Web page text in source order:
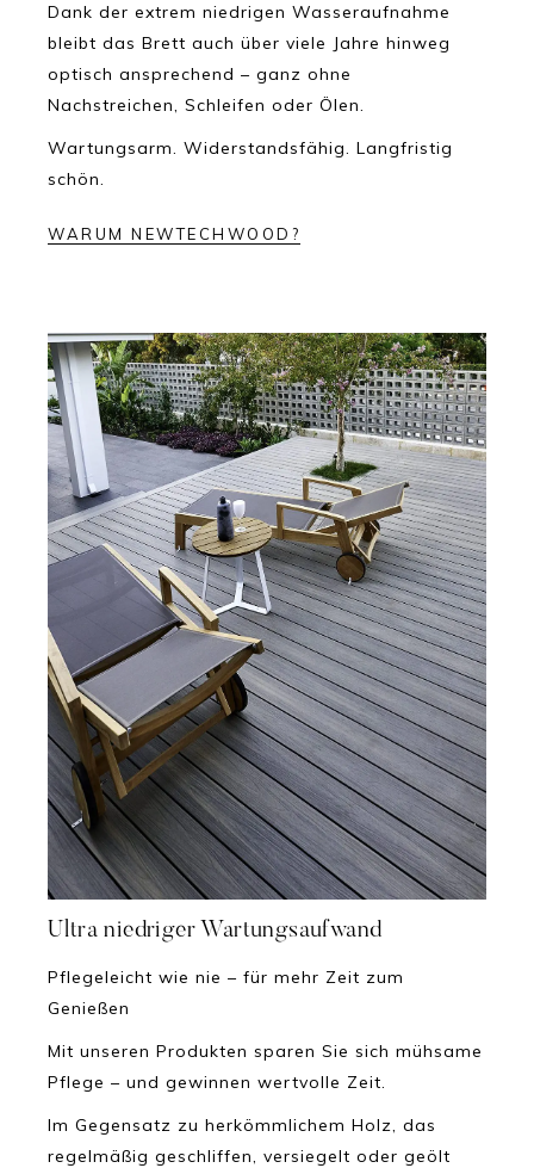
Dank der extrem niedrigen Wasseraufnahme
bleibt das Brett auch über viele Jahre hinweg
optisch ansprechend – ganz ohne
Nachstreichen, Schleifen oder Ölen.
Wartungsarm. Widerstandsfähig. Langfristig
schön.
WARUM NEWTECHWOOD?
Ultra niedriger Wartungsaufwand
Pflegeleicht wie nie – für mehr Zeit zum
Genießen
Mit unseren Produkten sparen Sie sich mühsame
Pflege – und gewinnen wertvolle Zeit.
Im Gegensatz zu herkömmlichem Holz, das
regelmäßig geschliffen, versiegelt oder geölt